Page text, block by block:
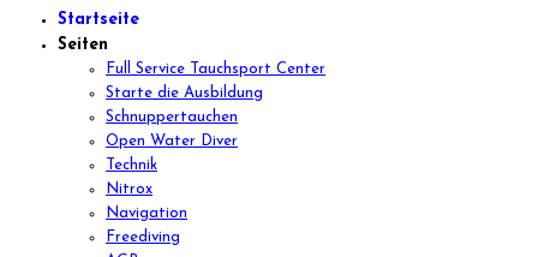
Startseite
Seiten
Full Service Tauchsport Center
Starte die Ausbildung
Schnuppertauchen
Open Water Diver
Technik
Nitrox
Navigation
Freediving